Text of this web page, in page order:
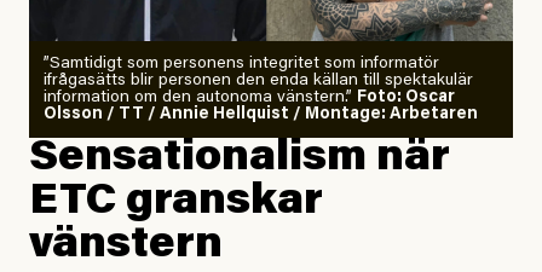
”Samtidigt som personens integritet som informatör
ifrågasätts blir personen den enda källan till spektakulär
information om den autonoma vänstern.” Foto: Oscar
Olsson / TT / Annie Hellquist / Montage: Arbetaren
Sensationalism när
ETC granskar
vänstern